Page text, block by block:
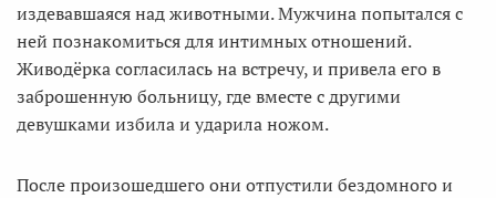
издевавшаяся над животными. Мужчина попытался с
ней познакомиться для интимных отношений.
Живодёрка согласилась на встречу, и привела его в
заброшенную больницу, где вместе с другими
девушками избила и ударила ножом.
После произошедшего они отпустили бездомного и